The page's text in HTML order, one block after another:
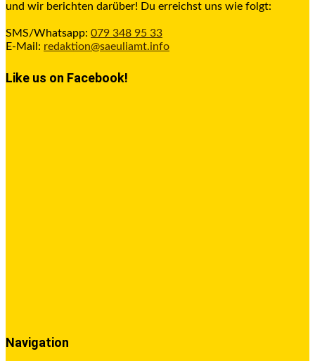
und wir berichten darüber! Du erreichst uns wie folgt:
SMS/Whatsapp: 079 348 95 33
E-Mail: redaktion@saeuliamt.info
Like us on Facebook!
Navigation